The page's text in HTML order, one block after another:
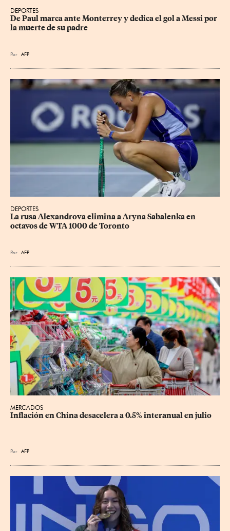
DEPORTES
De Paul marca ante Monterrey y dedica el gol a Messi por
la muerte de su padre
Por AFP
DEPORTES
La rusa Alexandrova elimina a Aryna Sabalenka en
octavos de WTA 1000 de Toronto
Por AFP
MERCADOS
Inflación en China desacelera a 0.5% interanual en julio
Por AFP